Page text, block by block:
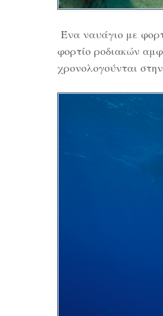
Ένα ναυάγιο με
φορτίο ροδιακών
χρονολογούνται